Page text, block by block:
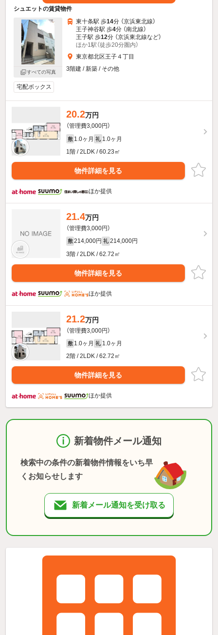
シュエットの賃貸物件
すべての写真
東十条駅 歩14分 （京浜東北線）
王子神谷駅 歩4分 （南北線）
王子駅 歩12分 （京浜東北線など）
ほか1駅（徒歩20分圏内）
東京都北区王子４丁目
3階建 / 新築 / その他
宅配ボックス
20.2万円
（管理費3,000円）
敷 1.0ヶ月 礼 1.0ヶ月
1階 / 2LDK / 60.23㎡
物件詳細を見る
ほか提供
21.4万円
（管理費3,000円）
敷 214,000円 礼 214,000円
3階 / 2LDK / 62.72㎡
物件詳細を見る
ほか提供
21.2万円
（管理費3,000円）
敷 1.0ヶ月 礼 1.0ヶ月
2階 / 2LDK / 62.72㎡
物件詳細を見る
ほか提供
新着物件メール通知
検索中の条件の新着物件情報をいち早
くお知らせします
新着メール通知を受け取る